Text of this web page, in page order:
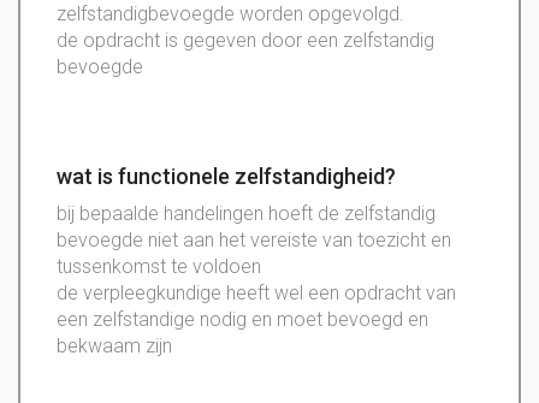
zelfstandigbevoegde worden opgevolgd.
de opdracht is gegeven door een zelfstandig
bevoegde
wat is functionele zelfstandigheid?
bij bepaalde handelingen hoeft de zelfstandig
bevoegde niet aan het vereiste van toezicht en
tussenkomst te voldoen
de verpleegkundige heeft wel een opdracht van
een zelfstandige nodig en moet bevoegd en
bekwaam zijn